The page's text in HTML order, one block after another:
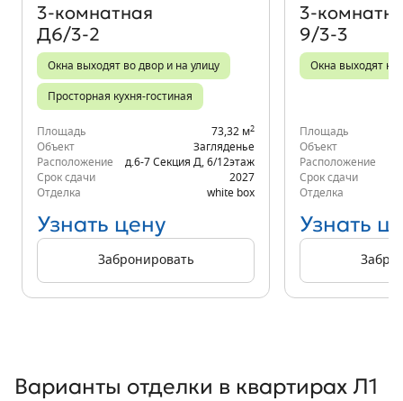
3‑комнатная
Д6/3-2
Окна выходят во двор и на улицу
Просторная кухня-гостиная
Площадь 73,32 м2
Объект
Загляденье
Расположение
д.6-7 Секция Д 6/12этаж
Срок сдачи
2027
Отделка
white box
Узнать цену
Забронировать
9/3-3
Окна выходят на
Площадь
Объект
Расположение
Срок сдачи
Отделка
Узнать
Варианты отделки в квартирах Л1